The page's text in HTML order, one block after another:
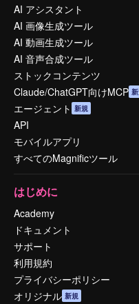
AI アシスタント
AI 画像生成ツール
AI 動画生成ツール
AI 音声合成ツール
ストックコンテンツ
Claude/ChatGPT向けMCP
エージェント 新規
API
モバイルアプリ
すべてのMagnificツール
はじめに
Academy
ドキュメント
サポート
利用規約
プライバシーポリシー
オリジナル 新規